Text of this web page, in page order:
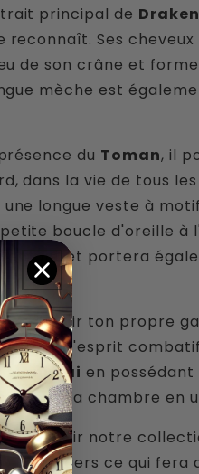
principal de Draken
reconnaît. Ses cheveux
de son crâne et
mèche est
du Toman, il
dans la vie de tous
longue veste à
boucle d'oreille à
enfant et portera
d'avoir ton propre
et tu as l'esprit
Manjikai en
ta chambre en
découvrir notre
Revengers ce qui fera